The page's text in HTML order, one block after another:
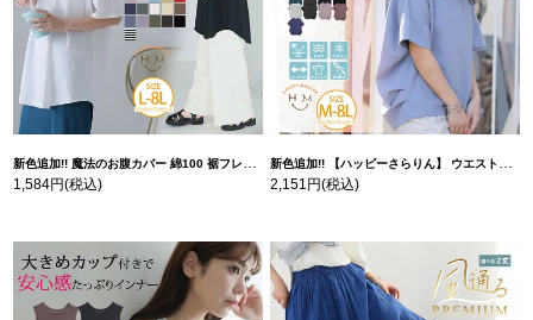
新色追加!! 魔法のお腹カバー 綿100 裾フレア Tシャツ | 大きいサイズの通販ならハッピーマリリン
1,584円(税込)
新色追加!! 【ハッピーさらりん】 ウエストタック入り スッキリ魅せ コクーントップス | 大きいサイズの通販ならハッピーマリリン
2,151円(税込)